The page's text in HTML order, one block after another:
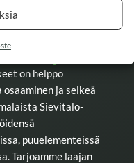
on helppo
ja selkeä
Sievitalo-
puuelementeissä
Tarjoamme laajan